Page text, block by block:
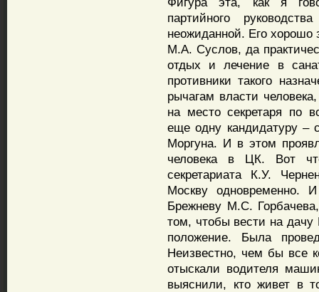
партийного
неожиданной. Его
М.А. Суслов, да
отдых и лечение в
противники такого
рычагам власти
на место секретаря по
еще одну кандидатуру –
Моргуна. И в этом
человека в ЦК. Вот
секретариата К.У.
Москву одновременно.
Брежневу М.С.
том, чтобы вести на дачу
положение. Была
Неизвестно, чем бы все
отыскали водителя
выяснили, кто живет в